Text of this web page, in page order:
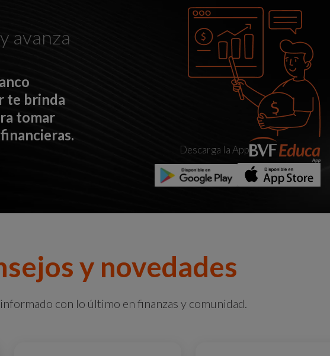
avanza
te brinda
tomar
Descarga la App
y novedades
con lo último en finanzas y comunidad.